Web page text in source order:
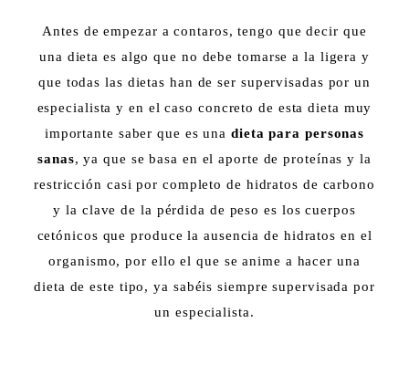
Antes de empezar a contaros, tengo que decir que
una dieta es algo que no debe tomarse a la ligera y
que todas las dietas han de ser supervisadas por un
especialista y en el caso concreto de esta dieta muy
importante saber que es unadieta para personas
sanas, ya que se basa en el aporte de proteínas y la
restricción casi por completo de hidratos de carbono
y la clave de la pérdida de peso es los cuerpos
cetónicos que produce la ausencia de hidratos en el
organismo, por ello el que se anime a hacer una
dieta de este tipo, ya sabéis siempre supervisada por
un especialista.